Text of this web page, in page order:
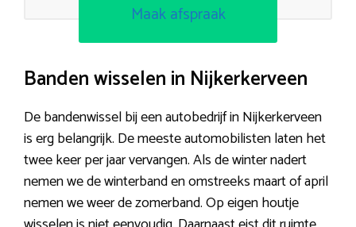
Maak afspraak
Banden wisselen in Nijkerkerveen
De bandenwissel bij een autobedrijf in Nijkerkerveen
is erg belangrijk. De meeste automobilisten laten het
twee keer per jaar vervangen. Als de winter nadert
nemen we de winterband en omstreeks maart of april
nemen we weer de zomerband. Op eigen houtje